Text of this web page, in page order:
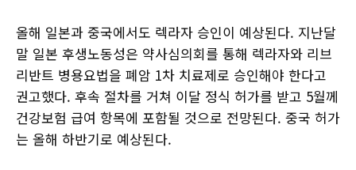
올해 일본과 중국에서도 렉라자 승인이 예상된다. 지난달
말 일본 후생노동성은 약사심의회를 통해 렉라자와 리브
리반트 병용요법을 폐암 1차 치료제로 승인해야 한다고
권고했다. 후속 절차를 거쳐 이달 정식 허가를 받고 5월께
건강보험 급여 항목에 포함될 것으로 전망된다. 중국 허가
는 올해 하반기로 예상된다.